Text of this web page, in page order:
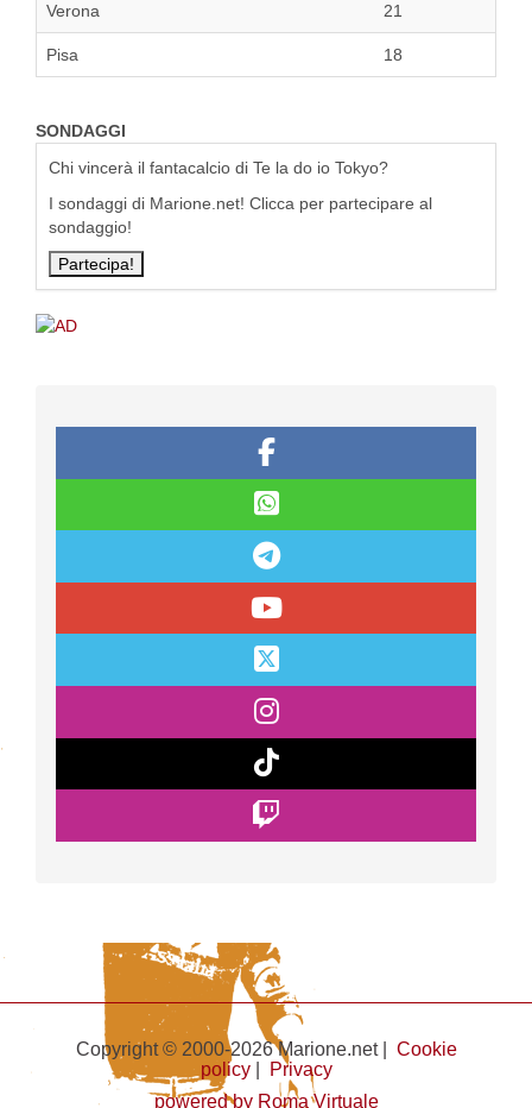
Verona 21
Pisa 18
SONDAGGI
Chi vincerà il fantacalcio di Te la do io Tokyo?
I sondaggi di Marione.net! Clicca per partecipare al
sondaggio!
Copyright © 2000-2026 Marione.net | Cookie
policy|
Privacy
powered by Roma Virtuale